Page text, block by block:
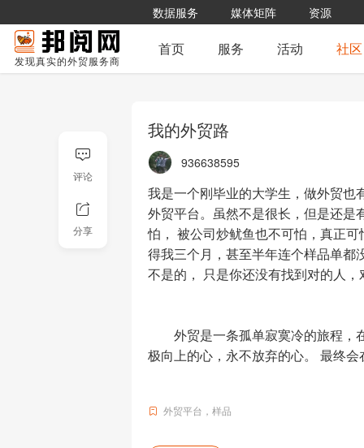
数据服务 媒体矩阵 资源
发现真实的外贸服务商
首页 服务 活动 社区
我的外贸路
936638595
我是一个刚毕业的大学生，做外贸也
外贸平台。虽然不是很长，但是还是
怕， 被公司炒鱿鱼也不可怕，真正
得我三个月，甚至半年连个样品单都
不是的， 只是你还没有找到对的人，
极向上的心，永不放弃的心。 最终
外贸平台 样品
评论
分享